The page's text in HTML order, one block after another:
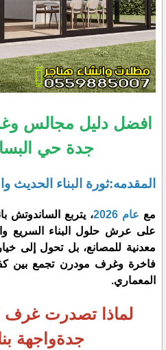
افضل ​دليل مجالس
جدة حي البساتين
المقدمه:ثورة البناء الحديث
​مع عام 2026 ، يتربع الساندوتش
على عرش حلول البناء السريع
معدنية للمصانع، بل تحول إلى
فاخرة وغرف مودرن تجمع بين
المعماري.
​لماذا تصدرت غرف
جدةواجهة بناء